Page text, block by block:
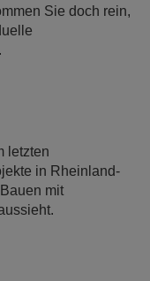
Sie doch rein,
letzten
in Rheinland-
mit